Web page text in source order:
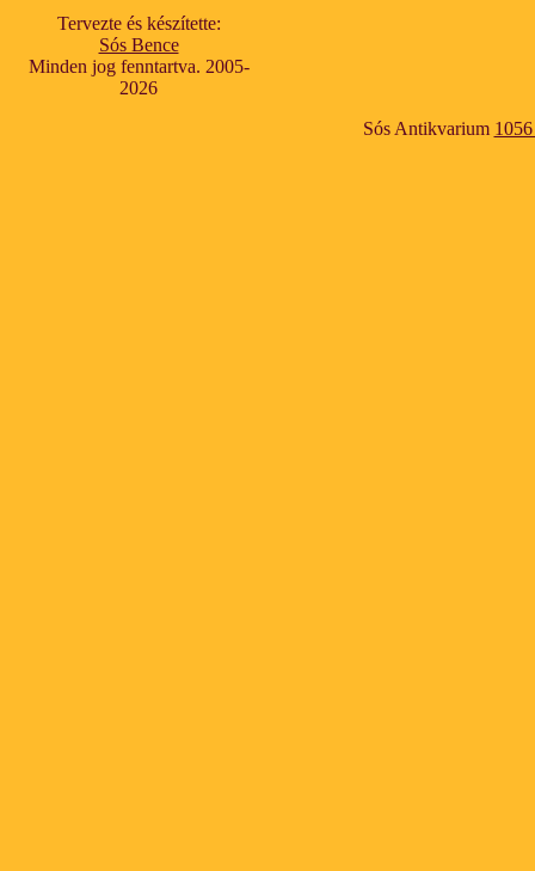
Tervezte és készítette:
Sós Bence
Minden jog fenntartva. 2005-
2026
Sós Antikvarium